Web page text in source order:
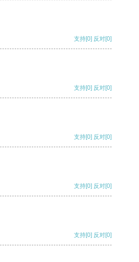
支持[0] 反对[0]
支持[0] 反对[0]
支持[0] 反对[0]
支持[0] 反对[0]
支持[0] 反对[0]